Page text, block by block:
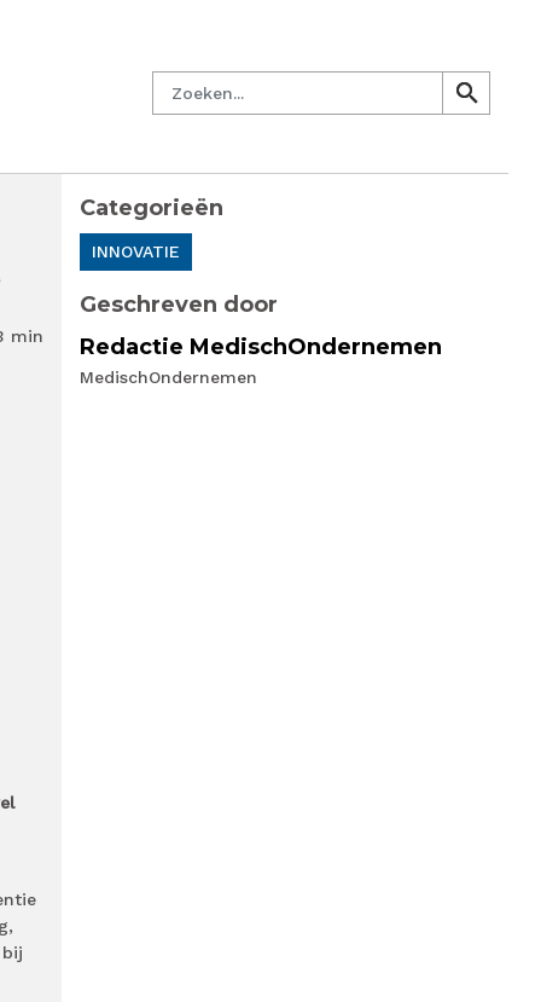
Zoeken
search
search
min
Categorieën
INNOVATIE
Geschreven door
Redactie MedischOndernemen
MedischOndernemen